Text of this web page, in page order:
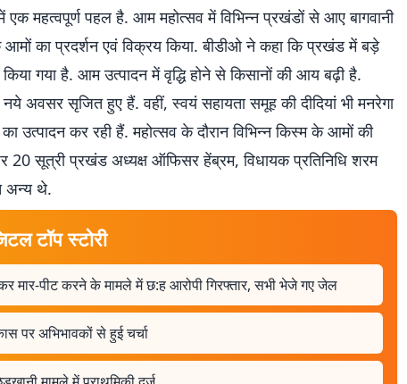
एक महत्वपूर्ण पहल है. आम महोत्सव में विभिन्न प्रखंडों से आए बागवानी
आमों का प्रदर्शन एवं विक्रय किया. बीडीओ ने कहा कि प्रखंड में बड़े
गया है. आम उत्पादन में वृद्धि होने से किसानों की आय बढ़ी है.
नये अवसर सृजित हुए हैं. वहीं, स्वयं सहायता समूह की दीदियां भी मनरेगा
उत्पादन कर रही हैं. महोत्सव के दौरान विभिन्न किस्म के आमों की
20 सूत्री प्रखंड अध्यक्ष ऑफिसर हेंब्रम, विधायक प्रतिनिधि शरम
अन्य थे.
टॉप स्टोरी
मार-पीट करने के मामले में छ:ह आरोपी गिरफ्तार, सभी भेजे गए जेल
पर अभिभावकों से हुई चर्चा